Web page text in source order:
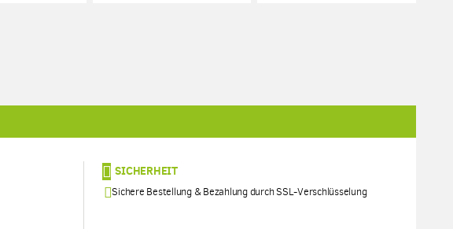
SICHERHEIT
Sichere Bestellung & Bezahlung durch SSL-Verschlüsselung